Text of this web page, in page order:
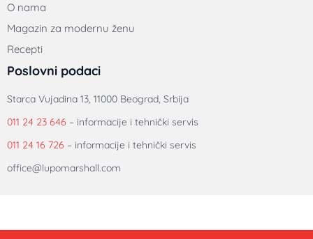
O nama
Magazin za modernu ženu
Recepti
Poslovni podaci
Starca Vujadina 13, 11000 Beograd, Srbija
011 24 23 646 – informacije i tehnički servis
011 24 16 726 – informacije i tehnički servis
office@lupomarshall.com